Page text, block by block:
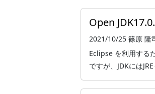
Open
2021/10/25 篠原 隆
Eclipse を利用する
ですが、JDKには